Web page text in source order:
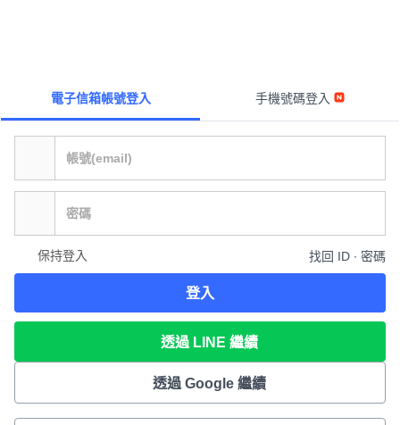
電子信箱帳號登入 手機號碼登入
保持登入 找回 ID ∙ 密碼
登入
透過 LINE 繼續
透過 Google 繼續